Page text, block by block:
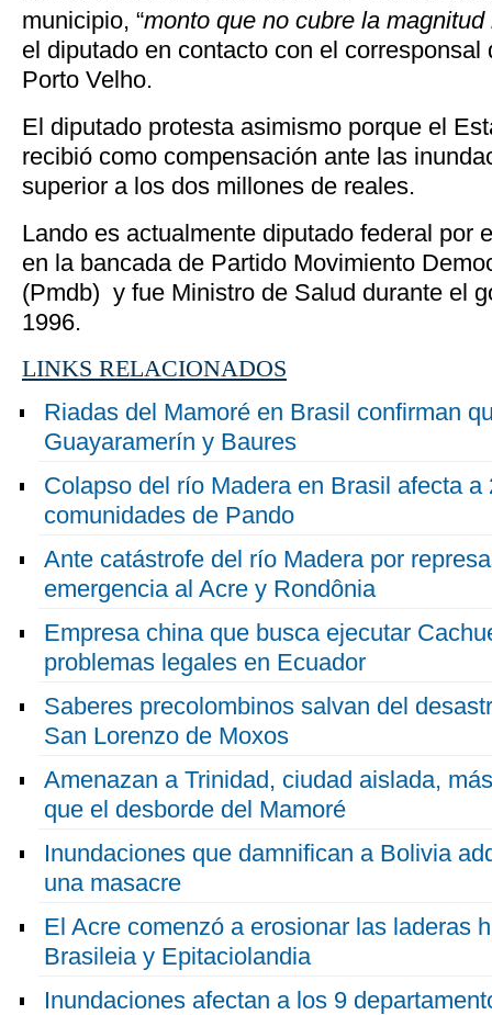
municipio, “monto que no cubre la magnitud
el diputado en contacto con el corresponsal
Porto Velho.
El diputado protesta asimismo porque el
recibió como compensación ante las
superior a los dos millones de reales.
Lando es actualmente diputado federal por
en la bancada de Partido Movimiento
(Pmdb) y fue Ministro de Salud durante el
1996.
LINKS RELACIONADOS
Riadas del Mamoré en Brasil confirman
Guayaramerín y Baures
Colapso del río Madera en Brasil afecta a
comunidades de Pando
Ante catástrofe del río Madera por
emergencia al Acre y Rondônia
Empresa china que busca ejecutar
problemas legales en Ecuador
Saberes precolombinos salvan del
San Lorenzo de Moxos
Amenazan a Trinidad, ciudad aislada,
que el desborde del Mamoré
Inundaciones que damnifican a Bolivia
una masacre
El Acre comenzó a erosionar las laderas
Brasileia y Epitaciolandia
Inundaciones afectan a los 9